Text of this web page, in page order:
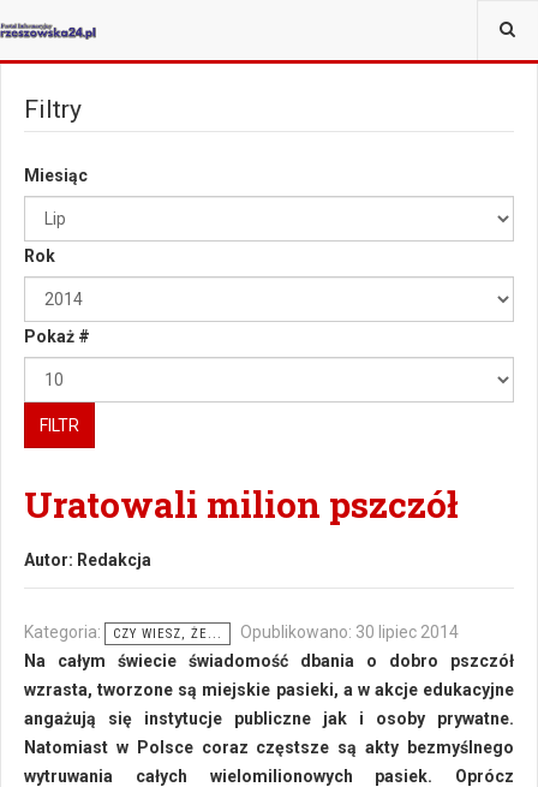
JESTEŚ TUTAJ:
Filtry
Miesiąc
Rok
Pokaż #
FILTR
Uratowali milion pszczół
Autor: Redakcja
Kategoria: CZY WIESZ, ŻE...
Opublikowano: 30 lipiec 2014
Na całym świecie świadomość dbania o dobro pszczół
wzrasta, tworzone są miejskie pasieki, a w akcje edukacyjne
angażują się instytucje publiczne jak i osoby prywatne.
Natomiast w Polsce coraz częstsze są akty bezmyślnego
wytruwania całych wielomilionowych pasiek. Oprócz